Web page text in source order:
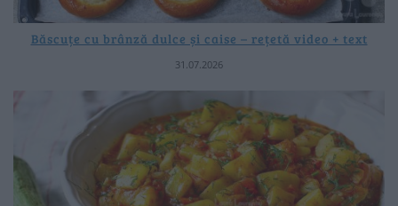
Băscuțe cu brânză dulce și caise – rețetă video + text
31.07.2026